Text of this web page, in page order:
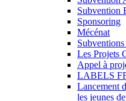
Subvention
Sponsoring
Mécénat
Les Projets
Appel à
LABELS
Lancement
les jeunes